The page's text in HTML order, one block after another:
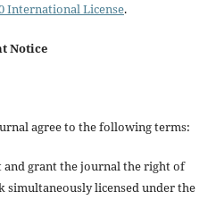
International License.
Notice
agree to the following terms:
grant the journal the right of
licensed under the